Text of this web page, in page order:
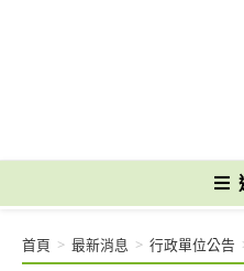
首頁 > 最新消息 > 行政單位公告